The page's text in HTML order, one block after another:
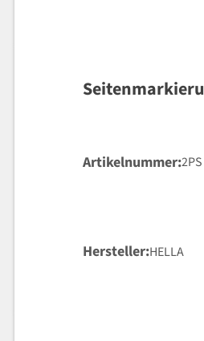
Artikelnummer
Hersteller HELLA